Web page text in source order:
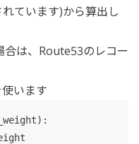
ています)から算出し
は、Route53のレコー
使います
):